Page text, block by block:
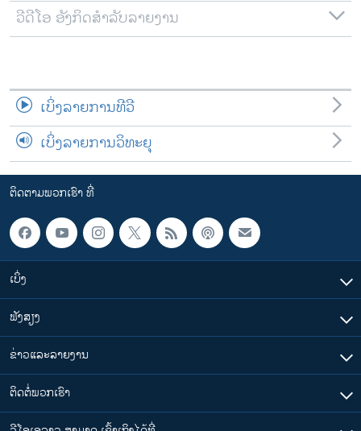
ວີດີໂອ ອັງກິດສຳລັບລາຍງານ
ເບິ່ງລາຍການທີວີ
ເບິ່ງລາຍການວິທະຍຸ
ຕິດຕາມພວກເຮົາ ທີ່
ເບິ່ງ
ຟັງສຽງ
ຂ່າວແລະລາຍງານ
ຕິດຕໍ່ພວກເຮົາ